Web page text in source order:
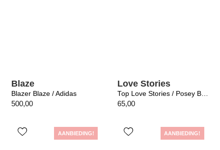
Blaze
Blazer Blaze / Adidas
500,00
Love Stories
65,00
AANBIEDING! AANBIEDING!